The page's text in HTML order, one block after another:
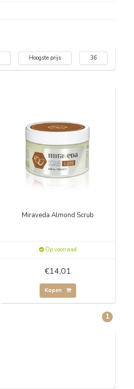
Hoogste prijs 36
Miraveda Almond Scrub
Op voorraad
€14,01
Kopen
1